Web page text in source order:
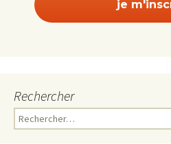
Rechercher
Rechercher :